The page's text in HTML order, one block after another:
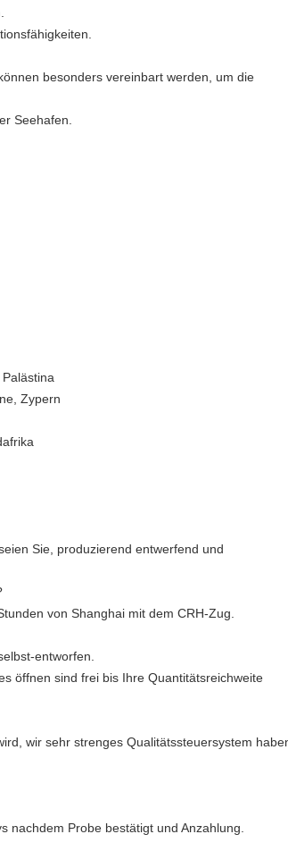
besonders vereinbart werden, um die
Seehafen.
Zypern
Sie, produzierend entwerfend und
von Shanghai mit dem CRH-Zug.
entworfen.
öffnen sind frei bis Ihre Quantitätsreichweite
wir sehr strenges Qualitätssteuersystem
nachdem Probe bestätigt und Anzahlung.